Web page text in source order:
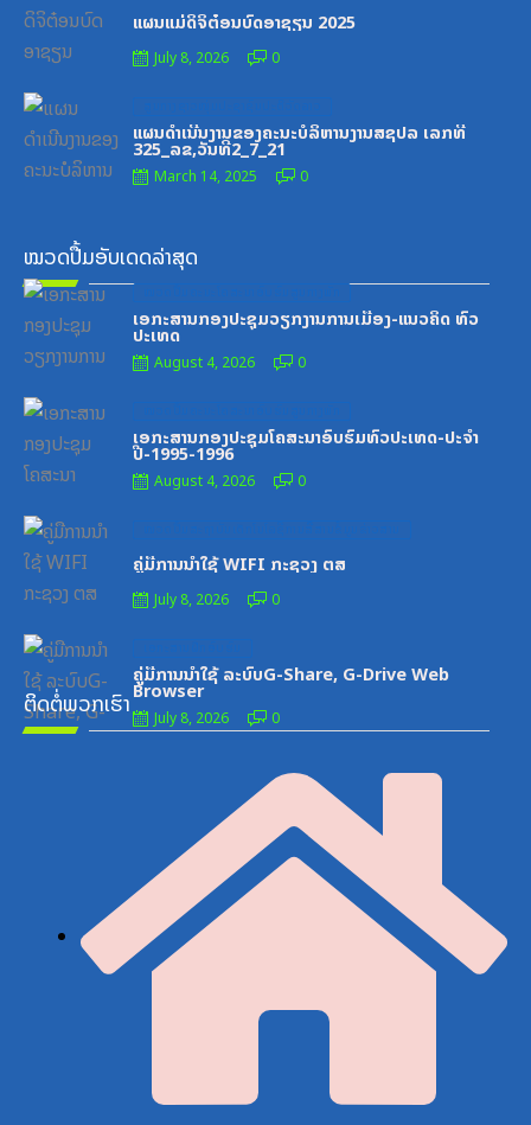
ແຜນແມ່ດິຈິຕ໋ອນບົດອາຊຽນ 2025
July 8, 2026 0
ແຜນດຳເນີນງານຂອງຄະນະບໍລິຫານງານສຊປລ ເລກທີ
325_ລຂ,ວັນທີ2_7_21
on
March 14, 2025 0
ໝວດປື້ມອັບເດດລ່າສຸດ
ເອກະສານກອງປະຊຸມວຽກງານການເມືອງ-ແນວຄິດ ທົ່ວ
ປະເທດ
on
August 4, 2026 0
ເອກະສານກອງປະຊຸມໂຄສະນາອົບຮົມທົ່ວປະເທດ-ປະຈໍາ
ປີ-1995-1996
on
August 4, 2026 0
ຄູ່ມືການນຳໃຊ້ WIFI ກະຊວງ ຕສ
July 8, 2026 0
ຄູ່ມືການນຳໃຊ້ ລະບົບG-Share, G-Drive Web
Browser
on
July 8, 2026 0
ຕິດຕໍ່ພວກເຮົາ